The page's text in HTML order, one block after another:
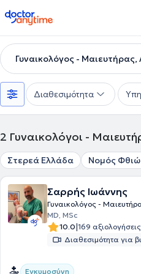
doctoranytime
Γυναικολόγος -
Διαθεσιμότητα
2 Γυναικολόγοι -
Στερεά Ελλάδα Νομός
Σαρρής Ιωάννης
Γυναικολόγος -
MD, MSc
10.0|169 αξιολογήσεις
Διαθεσιμότητα για
Εγκυμοσύνη